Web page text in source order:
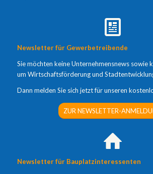
Newsletter für Gewerbetreibende
Sie möchten keine Unternehmensnews sowie
um Wirtschaftsförderung und
Dann melden Sie sich jetzt für unseren
ZUR NEWSLETTER-
Newsletter für Bauplatzinteressenten